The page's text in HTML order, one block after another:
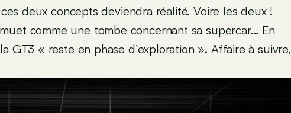
deux concepts deviendra réalité. Voire les deux !
comme une tombe concernant sa supercar… En
GT3 « reste en phase d’exploration ». Affaire à suivre,